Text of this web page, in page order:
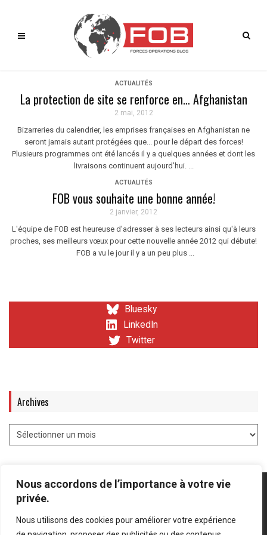
Nous accordons de l’importance à votre vie
privée.
Nous utilisons des cookies pour améliorer votre expérience
ACTUALITÉS
La protection de site se renforce en… Afghanistan
2 mai, 2012
Bizarreries du calendrier, les emprises françaises en Afghanistan ne
seront jamais autant protégées que... pour le départ des forces!
Plusieurs programmes ont été lancés il y a quelques années et dont les
livraisons continuent aujourd’hui. ...
ACTUALITÉS
FOB vous souhaite une bonne année!
2 janvier, 2012
L'équipe de FOB est heureuse d'adresser à ses lecteurs ainsi qu'à leurs
proches, ses meilleurs vœux pour cette nouvelle année 2012 qui débute!
FOB a vu le jour il y a un peu plus ...
Bluesky
LinkedIn
Twitter
Archives
Mentions légales Politique de confidentialité